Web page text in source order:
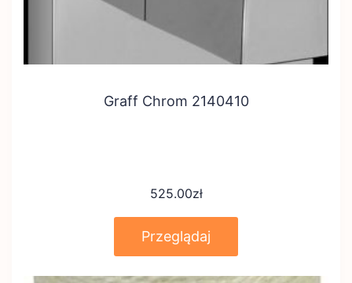
Graff Chrom 2140410
525.00zł
Przeglądaj